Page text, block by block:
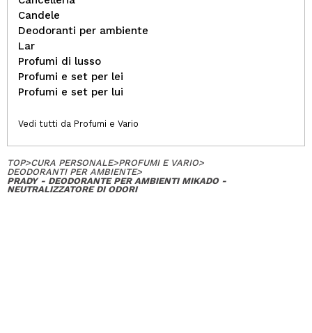
Candele
Deodoranti per ambiente
Lar
Profumi di lusso
Profumi e set per lei
Profumi e set per lui
Vedi tutti da Profumi e Vario
TOP>CURA PERSONALE>PROFUMI E VARIO>
DEODORANTI PER AMBIENTE>
PRADY - DEODORANTE PER AMBIENTI MIKADO -
NEUTRALIZZATORE DI ODORI